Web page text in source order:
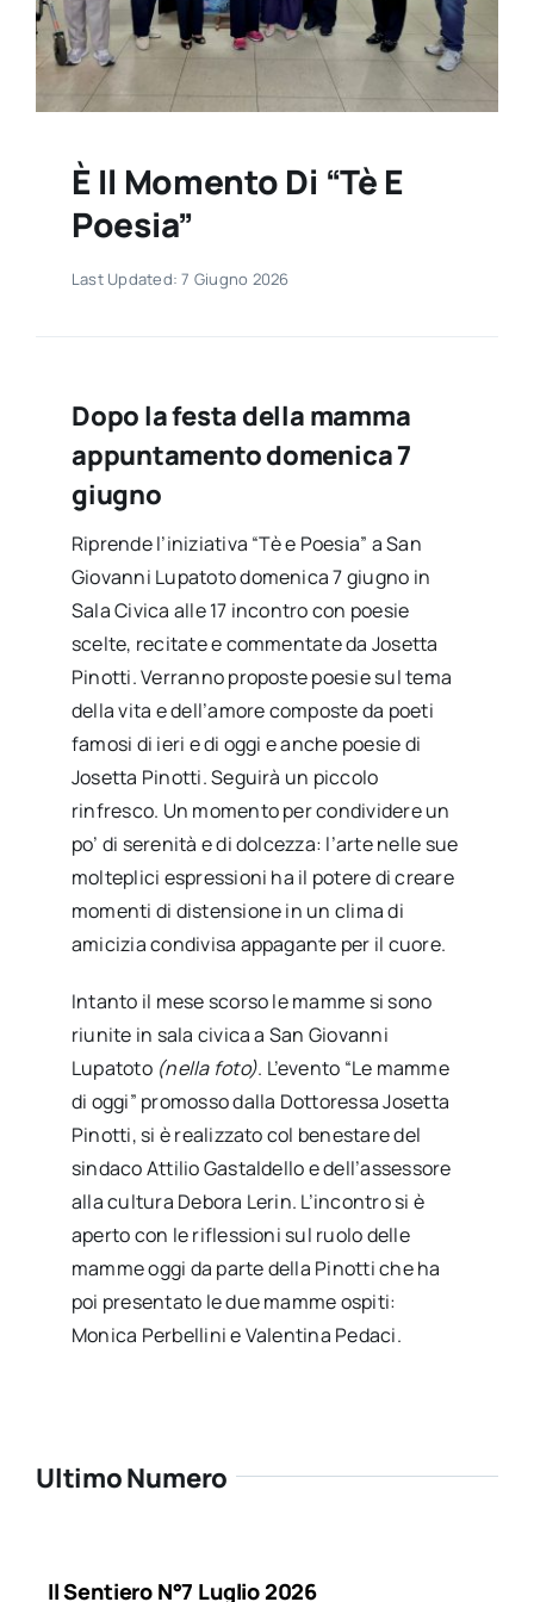
Contatti
È Il Momento Di “Tè E
Poesia”
Last Updated: 7 Giugno 2026
Dopo la festa della mamma
appuntamento domenica 7
giugno
Riprende l’iniziativa “Tè e Poesia” a San
Giovanni Lupatoto domenica 7 giugno in
Sala Civica alle 17 incontro con poesie
scelte, recitate e commentate da Josetta
Pinotti. Verranno proposte poesie sul tema
della vita e dell’amore composte da poeti
famosi di ieri e di oggi e anche poesie di
Josetta Pinotti. Seguirà un piccolo
rinfresco. Un momento per condividere un
po’ di serenità e di dolcezza: l’arte nelle sue
molteplici espressioni ha il potere di creare
momenti di distensione in un clima di
amicizia condivisa appagante per il cuore.
Intanto il mese scorso le mamme si sono
riunite in sala civica a San Giovanni
Lupatoto (nella foto). L’evento “Le mamme
di oggi” promosso dalla Dottoressa Josetta
Pinotti, si è realizzato col benestare del
sindaco Attilio Gastaldello e dell’assessore
alla cultura Debora Lerin. L’incontro si è
aperto con le riflessioni sul ruolo delle
mamme oggi da parte della Pinotti che ha
poi presentato le due mamme ospiti:
Monica Perbellini e Valentina Pedaci.
Ultimo Numero
Il Sentiero N°7 Luglio 2026